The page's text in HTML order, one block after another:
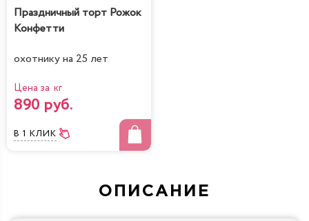
Праздничный торт Рожок
Конфетти
охотнику на 25 лет
Цена за кг
890 руб.
В 1 КЛИК
ОПИСАНИЕ